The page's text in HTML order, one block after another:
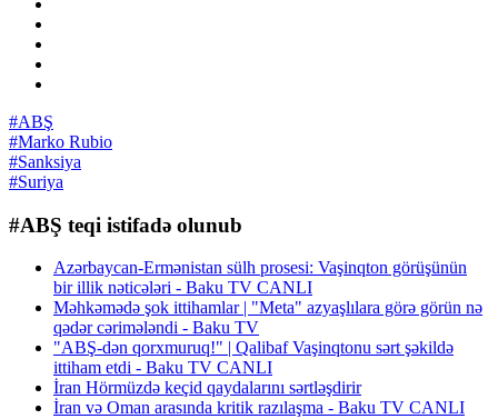
#ABŞ
#Marko Rubio
#Sanksiya
#Suriya
#ABŞ teqi istifadə olunub
Azərbaycan-Ermənistan sülh prosesi: Vaşinqton görüşünün
bir illik nəticələri - Baku TV CANLI
Məhkəmədə şok ittihamlar | "Meta" azyaşlılara görə görün nə
qədər cərimələndi - Baku TV
"ABŞ-dən qorxmuruq!" | Qalibaf Vaşinqtonu sərt şəkildə
ittiham etdi - Baku TV CANLI
İran Hörmüzdə keçid qaydalarını sərtləşdirir
İran və Oman arasında kritik razılaşma - Baku TV CANLI